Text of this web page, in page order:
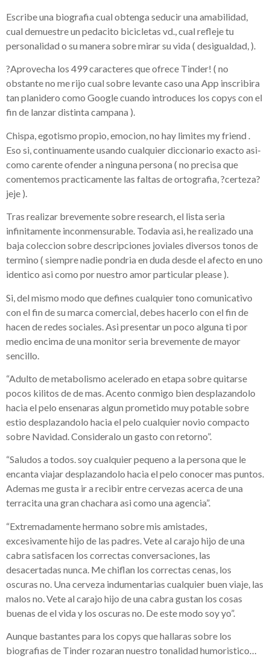
Escribe una biografia cual obtenga seducir una amabilidad,
cual demuestre un pedacito bicicletas vd., cual refleje tu
personalidad o su manera sobre mirar su vida ( desigualdad, ).
?Aprovecha los 499 caracteres que ofrece Tinder! ( no
obstante no me rijo cual sobre levante caso una App inscribira
tan planidero como Google cuando introduces los copys con el
fin de lanzar distinta campana ).
Chispa, egotismo propio, emocion, no hay limites my friend .
Eso si, continuamente usando cualquier diccionario exacto asi­
como carente ofender a ninguna persona ( no precisa que
comentemos practicamente las faltas de ortografia, ?certeza?
jeje ).
Tras realizar brevemente sobre research, el lista seri­a
infinitamente inconmensurable. Todavia asi, he realizado una
baja coleccion sobre descripciones joviales diversos tonos de
termino ( siempre nadie pondri­a en duda desde el afecto en uno
identico asi­ como por nuestro amor particular please ).
Si, del mismo modo que defines cualquier tono comunicativo
con el fin de su marca comercial, debes hacerlo con el fin de
hacen de redes sociales. Asi presentar un poco alguna ti por
medio encima de una monitor seri­a brevemente de mayor
sencillo.
“Adulto de metabolismo acelerado en etapa sobre quitarse
pocos kilitos de de mas. Acento conmigo bien desplazandolo
hacia el pelo ensenaras algun prometido muy potable sobre
esti­o desplazandolo hacia el pelo cualquier novio compacto
sobre Navidad. Consideralo un gasto con retorno”.
“Saludos a todos. soy cualquier pequeno a la persona que le
encanta viajar desplazandolo hacia el pelo conocer mas puntos.
Ademas me gusta ir a recibir entre cervezas acerca de una
terracita una gran chachara asi­ como una agencia”.
“Extremadamente hermano sobre mis amistades,
excesivamente hijo de las padres. Vete al carajo hijo de una
cabra satisfacen los correctas conversaciones, las
desacertadas nunca. Me chiflan los correctas cenas, los
oscuras no. Una cerveza indumentarias cualquier buen viaje, las
malos no. Vete al carajo hijo de una cabra gustan los cosas
buenas de el vida y los oscuras no. De este modo soy yo”.
Aunque bastantes para los copys que hallaras sobre los
biografias de Tinder rozaran nuestro tonalidad humoristico…